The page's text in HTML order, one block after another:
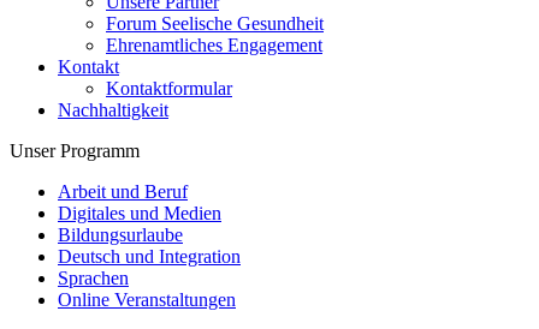
Forum Seelische Gesundheit
Ehrenamtliches Engagement
Kontakt
Kontaktformular
Nachhaltigkeit
Unser Programm
Arbeit und Beruf
Digitales und Medien
Bildungsurlaube
Deutsch und Integration
Sprachen
Online Veranstaltungen